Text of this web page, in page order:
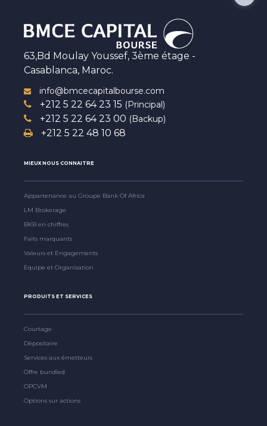
63,Bd Moulay Youssef, 3ème étage -
Casablanca, Maroc.
info@bmcecapitalbourse.com
+212 5 22 64 23 15 (Principal)
+212 5 22 64 23 00 (Backup)
+212 5 22 48 10 68
MIEUX NOUS CONNAITRE
Appartenance au Groupe Bank Of Africa
LM Brokerage
BKB en chiffres
Faits marquants
Valeurs et Engagements
Equipe et Organisation
PRODUITS ET SERVICES
Courtage
Dépositaire
Services aux émetteurs
Offre bundled
OPCVM
Options sur actions